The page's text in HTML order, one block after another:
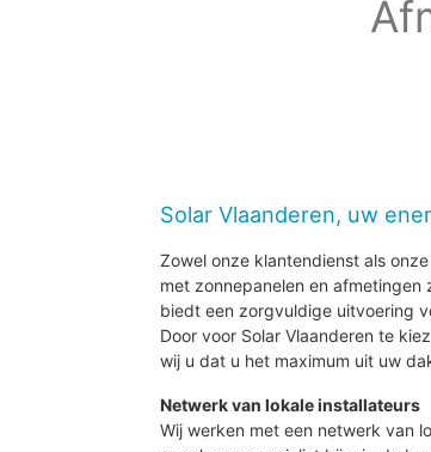
Solar Vlaanderen, uw
Zowel onze klantendienst als
met zonnepanelen en afmetingen
biedt een zorgvuldige uitvoering
Door voor Solar Vlaanderen te
wij u dat u het maximum uit uw
Netwerk van lokale installateurs
Wij werken met een netwerk van